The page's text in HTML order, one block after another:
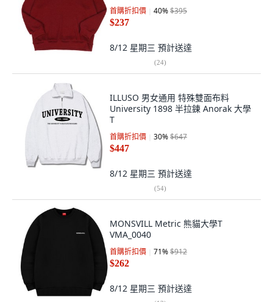
首購折扣價 40%$395
$237
8/12 星期三 預計送達
(24)
ILLUSO 男女通用 特殊雙面布料
University 1898 半拉鍊 Anorak 大學
T
首購折扣價 30%$647
$447
8/12 星期三 預計送達
(54)
MONSVILL Metric 熊貓大學T
VMA_0040
首購折扣價 71%$912
$262
8/12 星期三 預計送達